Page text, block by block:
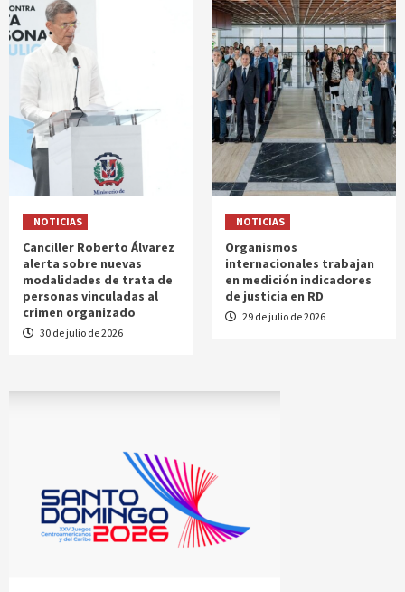
NOTICIAS
Canciller Roberto Álvarez
alerta sobre nuevas
modalidades de trata de
personas vinculadas al
crimen organizado
30 de julio de 2026
NOTICIAS
Organismos
internacionales trabajan
en medición indicadores
de justicia en RD
29 de julio de 2026